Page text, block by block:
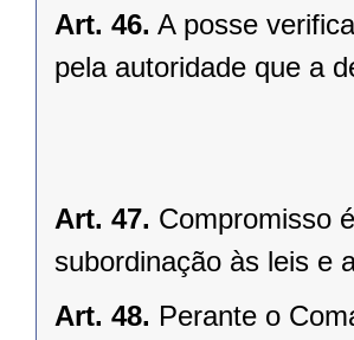
Art. 46. A posse
pela autoridade que a
Art. 47. Compromisso
subordinação às leis e
Art. 48. Perante o